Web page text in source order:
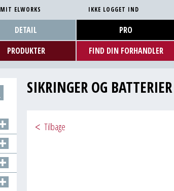
MIT ELWORKS IKKE LOGGET IND
DETAIL
PRODUKTER
FIND DIN FORHANDLER
PRO
SIKRINGER OG BATTERIER
Tilbage